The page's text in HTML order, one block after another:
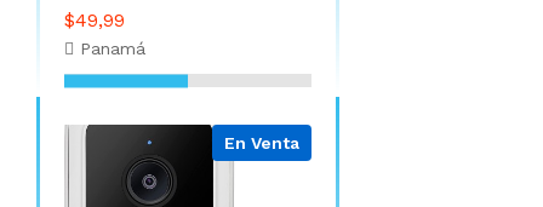
$49,99
Panamá
En Venta